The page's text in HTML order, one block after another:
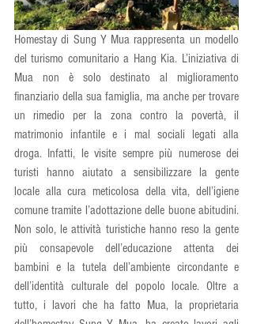
Homestay di Sung Y Mua rappresenta un modello
del turismo comunitario a Hang Kia. L’iniziativa di
Mua non è solo destinato al miglioramento
finanziario della sua famiglia, ma anche per trovare
un rimedio per la zona contro la povertà, il
matrimonio infantile e i mal sociali legati alla
droga. Infatti, le visite sempre più numerose dei
turisti hanno aiutato a sensibilizzare la gente
locale alla cura meticolosa della vita, dell’igiene
comune tramite l’adottazione delle buone abitudini.
Non solo, le attività turistiche hanno reso la gente
più consapevole dell’educazione attenta dei
bambini e la tutela dell’ambiente circondante e
dell’identità culturale del popolo locale. Oltre a
tutto, i lavori che ha fatto Mua, la proprietaria